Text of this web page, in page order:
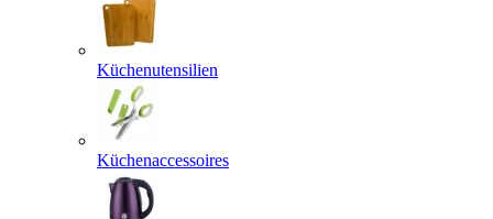
Küchenutensilien
Küchenaccessoires